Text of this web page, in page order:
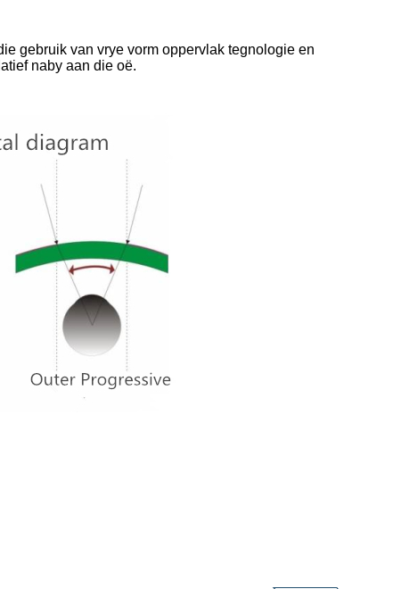
gebruik van vrye vorm oppervlak tegnologie en
naby aan die oë.